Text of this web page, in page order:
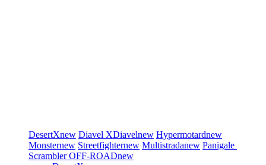
DesertXnew Diavel XDiavelnew Hypermotardnew
Monsternew Streetfighternew Multistradanew Panigale
ScramblerOFF-ROADnew